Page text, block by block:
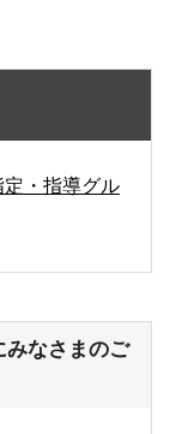
・指導グル
みなさまのご